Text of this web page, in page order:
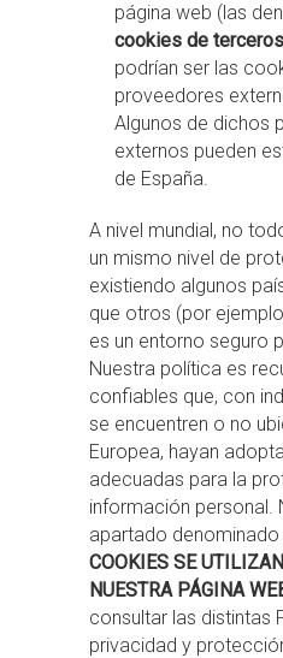
página web (las
cookies de terceros
podrían ser las
proveedores
Algunos de dichos
externos pueden
de España.
A nivel mundial, no
un mismo nivel de
existiendo algunos
que otros (por
es un entorno seguro
Nuestra política es
confiables que, con
se encuentren o no
Europea, hayan
adecuadas para la
información personal.
apartado denominado
COOKIES SE
NUESTRA PÁGINA
consultar las distintas
privacidad y